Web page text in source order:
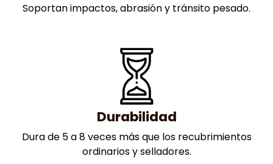
Soportan impactos, abrasión y tránsito pesado.
Durabilidad
Dura de 5 a 8 veces más que los recubrimientos
ordinarios y selladores.